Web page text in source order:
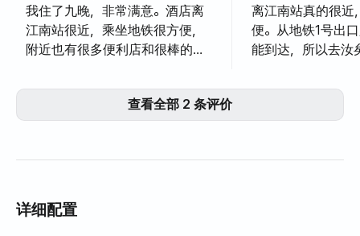
我住了九晚，非常满意。酒店离
江南站很近，乘坐地铁很方便，
附近也有很多便利店和很棒的餐
房间本身维护得很好，也很干
净，从高层看到的首尔夜景更是
适。尤其值得一提的是，虽然住
情很好。我真心推荐这家酒店给
离江南站真的很近
便。从地铁1号出
能到达，所以去汝
周围有很多便利店
以住得很舒适。这
查看全部 2 条评价
详细配置